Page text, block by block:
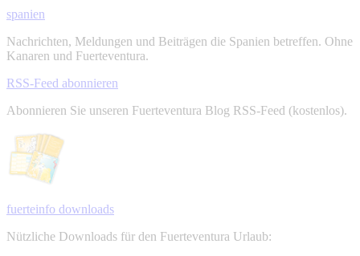
spanien
Nachrichten, Meldungen und Beiträgen die Spanien betreffen. Ohne
Kanaren und Fuerteventura.
RSS-Feed abonnieren
Abonnieren Sie unseren Fuerteventura Blog RSS-Feed (kostenlos).
fuerteinfo downloads
Nützliche Downloads für den Fuerteventura Urlaub: